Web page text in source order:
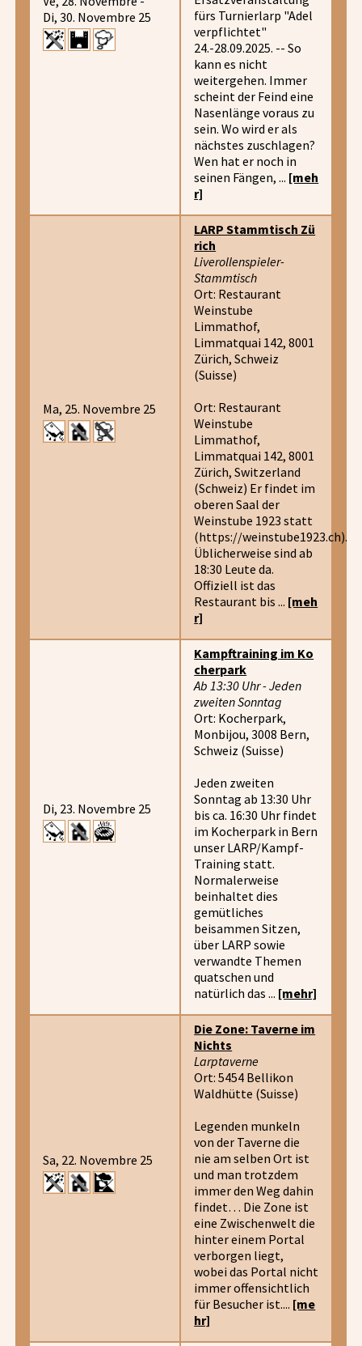
Di, 30. Novembre 25
fürs Turnierlarp "Adel
verpflichtet"
24.-28.09.2025. -- So
kann es nicht
weitergehen. Immer
scheint der Feind eine
Nasenlänge voraus zu
sein. Wo wird er als
nächstes zuschlagen?
Wen hat er noch in
seinen Fängen, ... [meh
r]
Ma, 25. Novembre 25
LARP Stammtisch Zü
rich
Liverollenspieler-
Stammtisch
Ort: Restaurant
Weinstube
Limmathof,
Limmatquai 142, 8001
Zürich, Schweiz
(Suisse)
Ort: Restaurant
Weinstube
Limmathof,
Limmatquai 142, 8001
Zürich, Switzerland
(Schweiz) Er findet im
oberen Saal der
Weinstube 1923 statt
(https://weinstube1923.ch).
Üblicherweise sind ab
18:30 Leute da.
Offiziell ist das
Restaurant bis ... [meh
r]
Di, 23. Novembre 25
Kampftraining im Ko
cherpark
Ab 13:30 Uhr - Jeden
zweiten Sonntag
Ort: Kocherpark,
Monbijou, 3008 Bern,
Schweiz (Suisse)
Jeden zweiten
Sonntag ab 13:30 Uhr
bis ca. 16:30 Uhr findet
im Kocherpark in Bern
unser LARP/Kampf-
Training statt.
Normalerweise
beinhaltet dies
gemütliches
beisammen Sitzen,
über LARP sowie
verwandte Themen
quatschen und
natürlich das ... [mehr]
Sa, 22. Novembre 25
Die Zone: Taverne im
Nichts
Larptaverne
Ort: 5454 Bellikon
Waldhütte (Suisse)
Legenden munkeln
von der Taverne die
nie am selben Ort ist
und man trotzdem
immer den Weg dahin
findet… Die Zone ist
eine Zwischenwelt die
hinter einem Portal
verborgen liegt,
wobei das Portal nicht
immer offensichtlich
für Besucher ist.... [me
hr]